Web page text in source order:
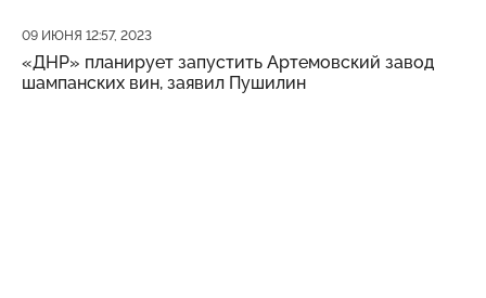
Дата публикации
09 ИЮНЯ 12:57, 2023
«ДНР» планирует запустить Артемовский завод
шампанских вин, заявил Пушилин